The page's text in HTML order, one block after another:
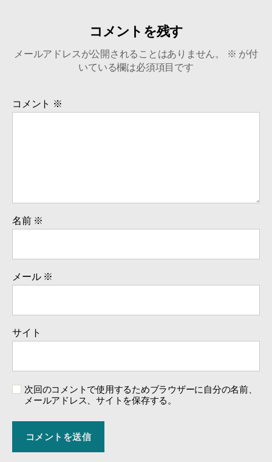
コメントを残す
メールアドレスが公開されることはありません。 ※ が付
いている欄は必須項目です
コメント ※
名前 ※
メール ※
サイト
次回のコメントで使用するためブラウザーに自分の名前、
メールアドレス、サイトを保存する。